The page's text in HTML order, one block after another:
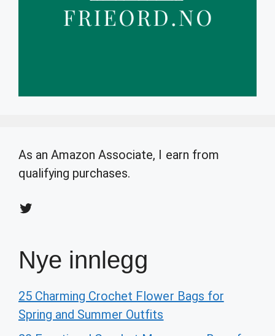
As an Amazon Associate, I earn from
qualifying purchases.
Twitter
Nye innlegg
25 Charming Crochet Flower Bags for
Spring and Summer Outfits